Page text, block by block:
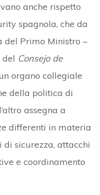
anche rispetto
spagnola, che da
del Primo Ministro –
Consejo de
organo collegiale
della politica di
assegna a
differenti in materia
sicurezza, attacchi
e coordinamento